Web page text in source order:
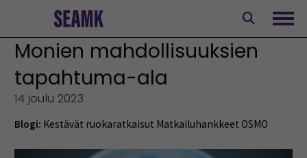
Monien mahdollisuuksien
tapahtuma-ala
14 joulu 2023
Blogi: Kestävät ruokaratkaisut Matkailuhankkeet OSMO